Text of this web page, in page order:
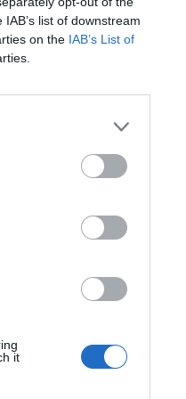
list of downstream
on the IAB’s List of
it
kérdéseket.
Magyarország támogatja a
előfizetéses